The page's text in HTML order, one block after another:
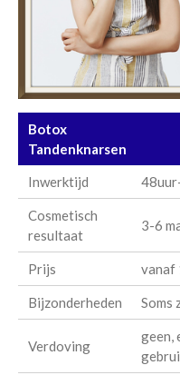
Botox
Tandenknarsen
Inwerktijd
Cosmetisch
resultaat
3-6
Prijs vanaf
Bijzonderheden Soms
Verdoving
geen,